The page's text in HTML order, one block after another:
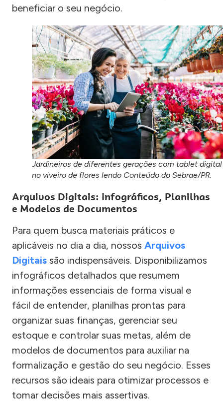
beneficiar o seu negócio.
Jardineiros de diferentes gerações com tablet digital
no viveiro de flores lendo Conteúdo do Sebrae/PR.
Arquivos Digitais: Infográficos, Planilhas
e Modelos de Documentos
Para quem busca materiais práticos e
aplicáveis no dia a dia, nossos Arquivos
Digitais são indispensáveis. Disponibilizamos
infográficos detalhados que resumem
informações essenciais de forma visual e
fácil de entender, planilhas prontas para
organizar suas finanças, gerenciar seu
estoque e controlar suas metas, além de
modelos de documentos para auxiliar na
formalização e gestão do seu negócio. Esses
recursos são ideais para otimizar processos e
tomar decisões mais assertivas.